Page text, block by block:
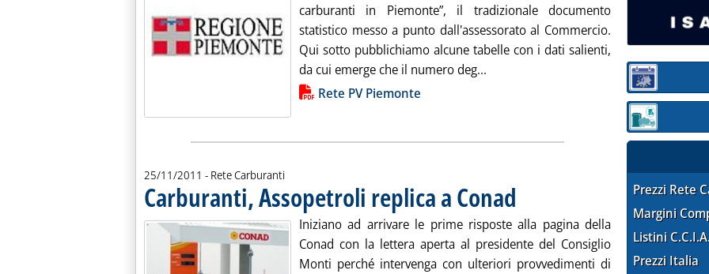
carburanti in Piemonte”, il tradizionale documento
statistico messo a punto dall'assessorato al Commercio.
Qui sotto pubblichiamo alcune tabelle con i dati salienti,
da cui emerge che il numero deg... Leggi tutta la notizia: 'Ancora in
Lista allegati PDF alla notiziaRete PV Piemonte
25/11/2011 - Rete Carburanti
Carburanti, Assopetroli replica a Conad . Pubblicata venerdì 25 novembre 2011 alle 15.10.
Iniziano ad arrivare le prime risposte alla pagina della
Conad con la lettera aperta al presidente del Consiglio
Monti perché intervenga con ulteriori provvedimenti di
Sezione:
Sezione:
Prezzi Rete
Margini
Listini
Prezzi Italia